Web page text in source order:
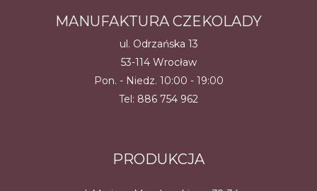
MANUFAKTURA CZEKOLADY
ul. Odrzańska 13
53-114 Wrocław
Pon. - Niedz. 10:00 - 19:00
Tel: 886 754 962
PRODUKCJA